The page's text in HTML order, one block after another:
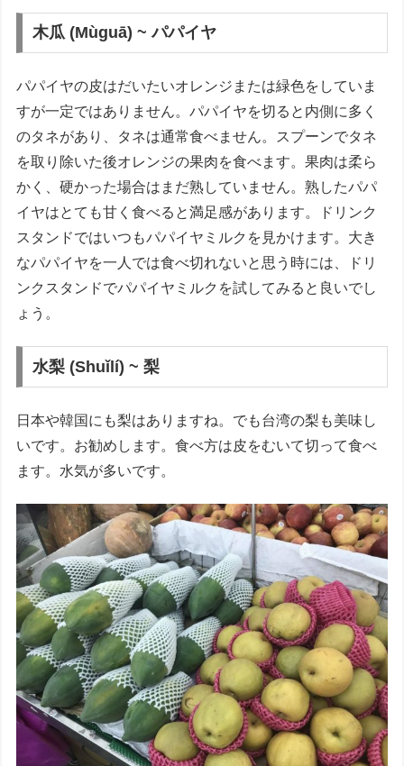
木瓜 (Mùguā) ~ パパイヤ
パパイヤの皮はだいたいオレンジまたは緑色をしていま
すが一定ではありません。パパイヤを切ると内側に多く
のタネがあり、タネは通常食べません。スプーンでタネ
を取り除いた後オレンジの果肉を食べます。果肉は柔ら
かく、硬かった場合はまだ熟していません。熟したパパ
イヤはとても甘く食べると満足感があります。ドリンク
スタンドではいつもパパイヤミルクを見かけます。大き
なパパイヤを一人では食べ切れないと思う時には、ドリ
ンクスタンドでパパイヤミルクを試してみると良いでし
ょう。
水梨 (Shuǐlí) ~ 梨
日本や韓国にも梨はありますね。でも台湾の梨も美味し
いです。お勧めします。食べ方は皮をむいて切って食べ
ます。水気が多いです。